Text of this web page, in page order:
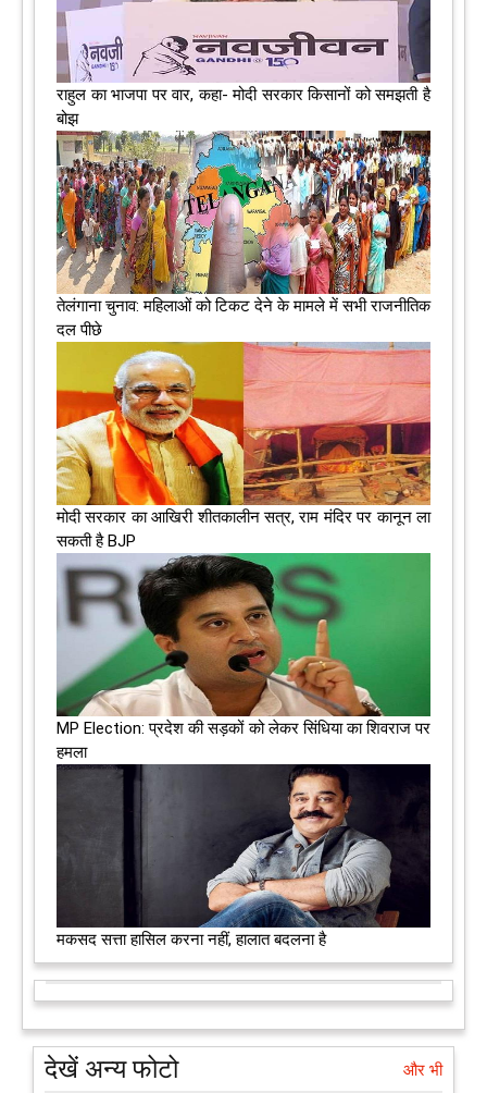
राहुल का भाजपा पर वार, कहा- मोदी सरकार किसानों को समझती है
बोझ
तेलंगाना चुनाव: महिलाओं को टिकट देने के मामले में सभी राजनीतिक
दल पीछे
मोदी सरकार का आखिरी शीतकालीन सत्र, राम मंदिर पर कानून ला
सकती है BJP
MP Election: प्रदेश की सड़कों को लेकर सिंधिया का शिवराज पर
हमला
मकसद सत्ता हासिल करना नहीं, हालात बदलना है
देखें अन्य फोटो और भी